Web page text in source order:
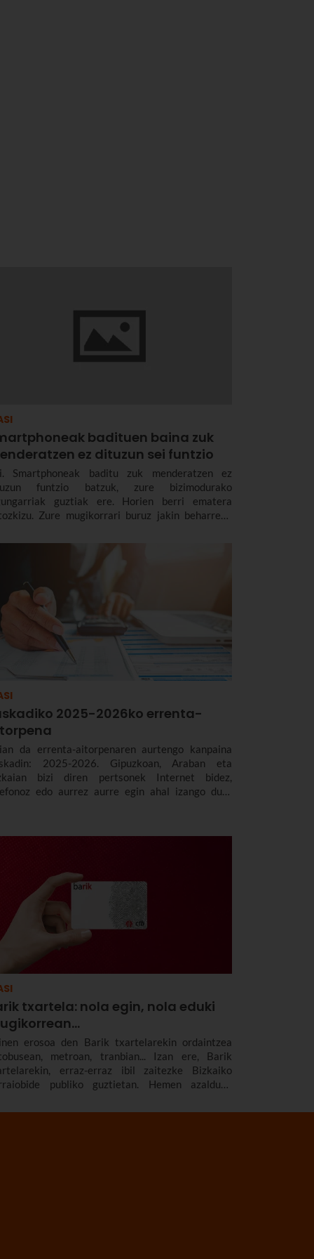
badituen baina zuk
ez dituzun sei funtzio
Smartphoneak baditu zuk menderatzen ez
funtzio batzuk, zure bizimodurako
guztiak ere. Horien berri ematera
Zure mugikorrari buruz jakin beharreko
luze daramazuela eta, ez du galdu oraindik
2025-2026ko errenta-
da errenta-aitorpenaren aurtengo kanpaina
2025-2026. Gipuzkoan, Araban eta
bizi diren pertsonek Internet bidez,
edo aurrez aurre egin ahal izango dute
txartela: nola egin, nola eduki
erosoa den Barik txartelarekin ordaintzea
metroan, tranbian... Izan ere, Barik
erraz-erraz ibil zaitezke Bizkaiko
publiko guztietan. Hemen azalduko
mota dauden, nola eduki dezakezun Barik